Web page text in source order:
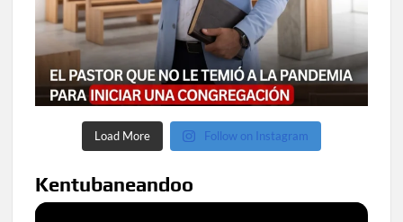
Load More Follow on Instagram
Kentubaneandoo